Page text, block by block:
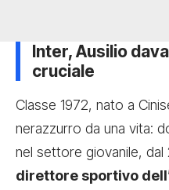
Inter, Ausilio
cruciale
Classe 1972, nato a
nerazzurro da una vita:
nel settore giovanile, dal
direttore sportivo